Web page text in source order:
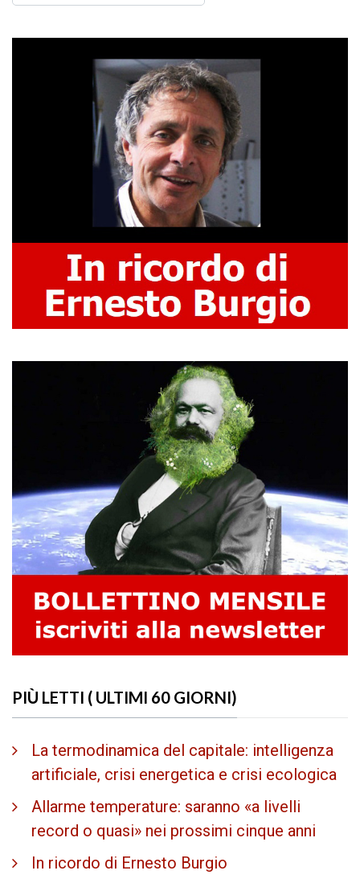
PIÙ LETTI ( ULTIMI 60 GIORNI)
La termodinamica del capitale: intelligenza
artificiale, crisi energetica e crisi ecologica
Allarme temperature: saranno «a livelli
record o quasi» nei prossimi cinque anni
In ricordo di Ernesto Burgio